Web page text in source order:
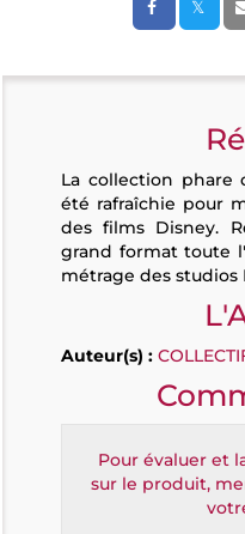
La collection phare
été rafraîchie pour
des films Disney.
grand format toute
métrage des studios
Auteur(s) :
Pour évaluer et
sur le produit,